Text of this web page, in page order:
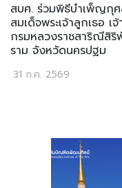
สบศ. ร่วมพิธีบำเพ็ญกุ
สมเด็จพระเจ้าลูกเธอ
กรมหลวงราชสาริณีสิ
ราม จังหวัดนครปฐม
31 ก.ค. 2569